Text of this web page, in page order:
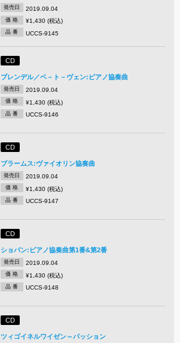
発売日 2019.09.04
価 格 ¥1,430 (税込)
品 番 UCCS-9145
CD
ブレンデル／ベ－ト－ヴェン:ピアノ協奏曲
発売日 2019.09.04
価 格 ¥1,430 (税込)
品 番 UCCS-9146
CD
ブラームス:ヴァイオリン協奏曲
発売日 2019.09.04
価 格 ¥1,430 (税込)
品 番 UCCS-9147
CD
ショパン:ピアノ協奏曲第1番&第2番
発売日 2019.09.04
価 格 ¥1,430 (税込)
品 番 UCCS-9148
CD
ツィゴイネルワイゼン～パッション